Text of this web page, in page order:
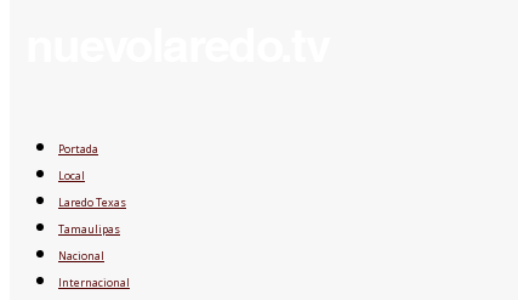
Portada
Local
Laredo Texas
Tamaulipas
Nacional
Internacional